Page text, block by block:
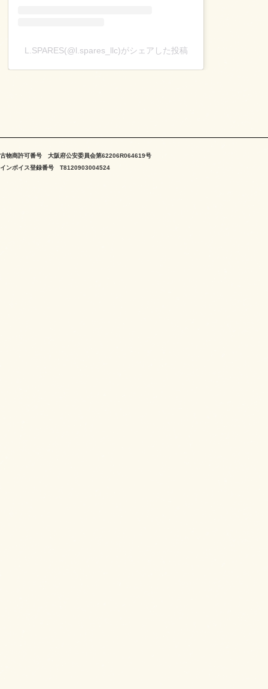
L.SPARES(@l.spares_llc)がシェアした投稿
古物商許可番号 大阪府公安委員会第62206R064619号
インボイス登録番号 T8120903004524